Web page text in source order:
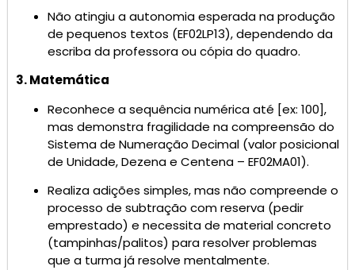
Não atingiu a autonomia esperada na produção
de pequenos textos (EF02LP13), dependendo da
escriba da professora ou cópia do quadro.
3. Matemática
Reconhece a sequência numérica até [ex: 100],
mas demonstra fragilidade na compreensão do
Sistema de Numeração Decimal (valor posicional
de Unidade, Dezena e Centena – EF02MA01).
Realiza adições simples, mas não compreende o
processo de subtração com reserva (pedir
emprestado) e necessita de material concreto
(tampinhas/palitos) para resolver problemas
que a turma já resolve mentalmente.